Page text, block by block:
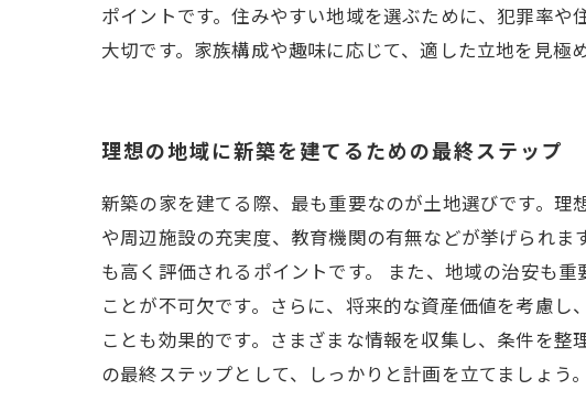
ポイントです。住みやすい地域を選ぶために、犯罪率
大切です。家族構成や趣味に応じて、適した立地を見極
理想の地域に新築を建てるための最終ステップ
新築の家を建てる際、最も重要なのが土地選びです。
や周辺施設の充実度、教育機関の有無などが挙げられ
も高く評価されるポイントです。 また、地域の治安も
ことが不可欠です。さらに、将来的な資産価値を考慮
ことも効果的です。さまざまな情報を収集し、条件を
の最終ステップとして、しっかりと計画を立てましょう。